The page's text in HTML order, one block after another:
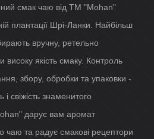
смак чаю від ТМ "Mohan"
плантації Шрі-Ланки. Найбільш
вручну, ретельно
якість смаку. Контроль
збору, обробки та упаковки -
і свіжість знаменитого
дарує вам аромат
чаю та радує смакові рецептори